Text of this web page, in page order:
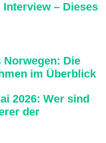
– Dieses
Die
im Überblick
2026: Wer sind
der